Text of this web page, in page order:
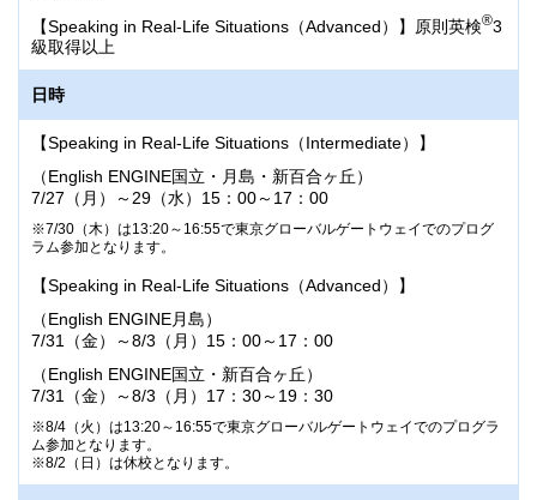
7/27（月）～ 30（木） 12:30～14:30
受講料
塾生：24,000円
早稲田アカデミーにお通いでない方：28,800円
受講料は「税込」です。別途、教材費がかかります。
対面授業のみの実施となります。
ご不明な点がございましたら、English ENGINE月島
までお問い合わせください。
申込方法
English ENGINEにお通いの方は、校舎にて「申込書」を
配布致します。
8/2（日）は休校となります。
受講料
塾生：24,000円
早稲田アカデミーにお通いでない方：28,800円
受講料は「税込」です。別途、教材費がかかります。
備考
対面授業のみの実施となります。
ご不明な点がございましたら、
English ENGINE新百合ヶ丘
までお問い合わせくださ
い。
申込方法
English ENGINEにお通いの方は、校舎にて「申込書」を
配布致します。
【Speaking in Real-Life Situations（Advanced）】原則英検®3
級取得以上
日時
【Speaking in Real-Life Situations（Intermediate）】
（English ENGINE国立・月島・新百合ヶ丘）
7/27（月）～29（水）15：00～17：00
7/30（木）は13:20～16:55で東京グローバルゲートウェイでのプログ
ラム参加となります。
【Speaking in Real-Life Situations（Advanced）】
（English ENGINE月島）
7/31（金）～8/3（月）15：00～17：00
（English ENGINE国立・新百合ヶ丘）
7/31（金）～8/3（月）17：30～19：30
8/4（火）は13:20～16:55で東京グローバルゲートウェイでのプログラ
ム参加となります。
8/2（日）は休校となります。